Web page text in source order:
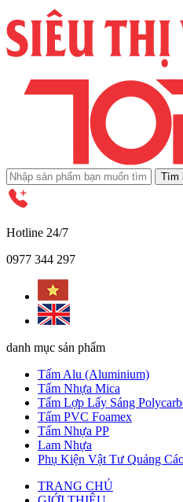
Tìm
Hotline 24/7
0977 344 297
danh mục sản phẩm
Tấm Alu (Aluminium)
Tấm Nhựa Mica
Tấm Lợp Lấy Sáng
Tấm PVC Foamex
Tấm Nhựa PP
Lam Nhựa
Phụ Kiện Vật Tư Quảng
TRANG CHỦ